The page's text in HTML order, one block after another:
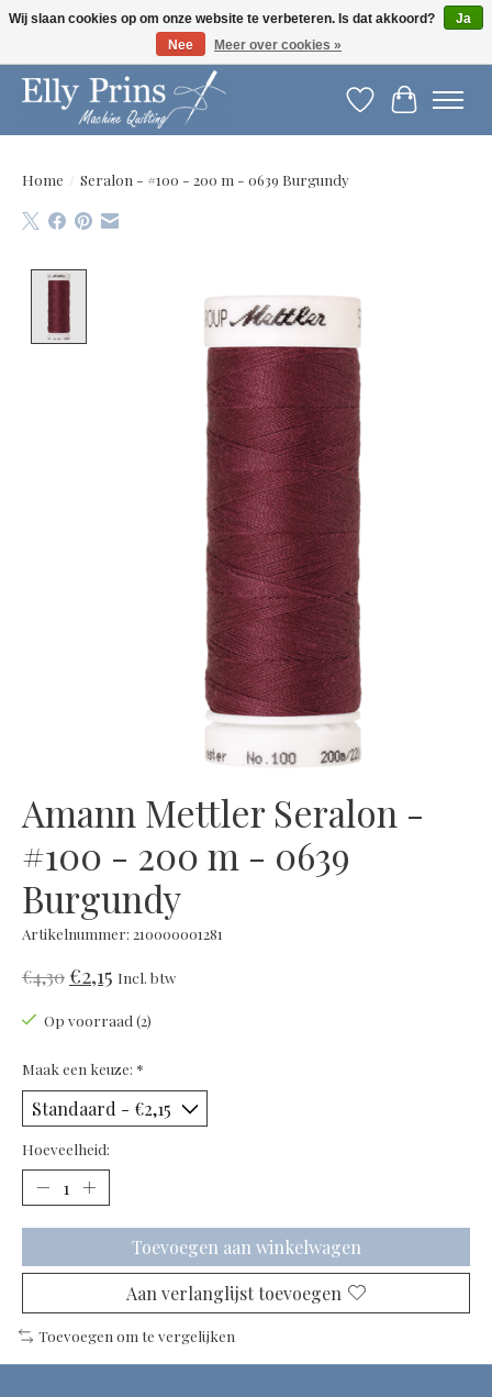
Let op: gewijzigde openingstijden!
Verlanglijst
Home / Seralon - #100 - 200 m - 0639 Burgundy
Amann Mettler Seralon -
#100 - 200 m - 0639
Burgundy
Artikelnummer: 210000001281
€4,30€2,15 Incl. btw
Op voorraad (2)
Maak een keuze: *
Hoeveelheid:
Toevoegen aan winkelwagen
Aan verlanglijst toevoegen
Toevoegen om te vergelijken
Wij slaan cookies op om onze website te verbeteren. Is dat akkoord?
Ja
Nee
Meer over cookies »